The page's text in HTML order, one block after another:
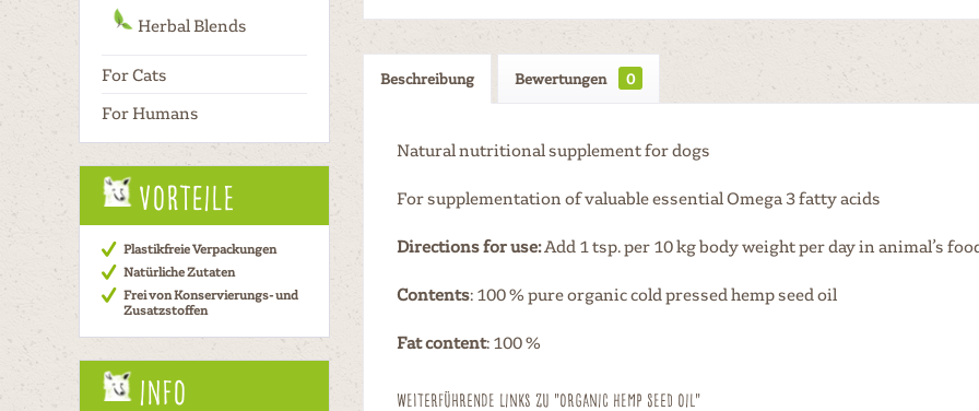
Herbal Blends
For Cats
For Humans
Vorteile
Plastikfreie Verpackungen
Natürliche Zutaten
Frei von Konservierungs- und
Zusatzstoffen
Info
Beschreibung Bewertungen 0
Natural nutritional supplement for dogs
For supplementation of valuable essential Omega 3 fatty acids
Directions for use:Add 1 tsp. per 10 kg body weight per day in animal’s
Contents: 100 % pure organic cold pressed hemp seed oil
Fat content: 100 %
Weiterführende Links zu "Organic Hemp Seed Oil"